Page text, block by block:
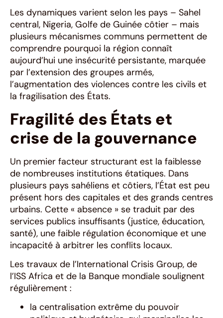
Les dynamiques varient selon les pays – Sahel
central, Nigeria, Golfe de Guinée côtier – mais
plusieurs mécanismes communs permettent de
comprendre pourquoi la région connaît
aujourd’hui une insécurité persistante, marquée
par l’extension des groupes armés,
l’augmentation des violences contre les civils et
la fragilisation des États.
Fragilité des États et
crise de la gouvernance
Un premier facteur structurant est la faiblesse
de nombreuses institutions étatiques. Dans
plusieurs pays sahéliens et côtiers, l’État est peu
présent hors des capitales et des grands centres
urbains. Cette « absence » se traduit par des
services publics insuffisants (justice, éducation,
santé), une faible régulation économique et une
incapacité à arbitrer les conflits locaux.
Les travaux de l’International Crisis Group, de
l’ISS Africa et de la Banque mondiale soulignent
régulièrement :
la centralisation extrême du pouvoir